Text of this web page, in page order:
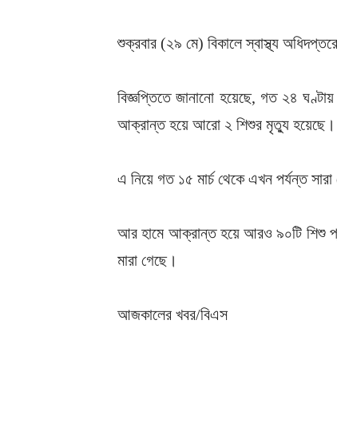
শুক্রবার (২৯ মে) বিকালে স্বাস্থ্য
বিজ্ঞপ্তিতে জানানো হয়েছে, গত ২৪
আক্রান্ত হয়ে আরো ২ শিশুর মৃত্যু হয়েছে।
এ নিয়ে গত ১৫ মার্চ থেকে এখন পর্যন্ত
আর হামে আক্রান্ত হয়ে আরও ৯০টি শিশু
মারা গেছে।
আজকালের খবর/বিএস